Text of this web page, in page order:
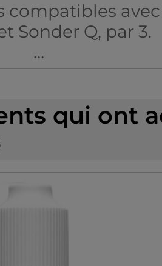
compatibles avec
Sonder Q, par 3.
0.4Ω
0.8Ω qui ont